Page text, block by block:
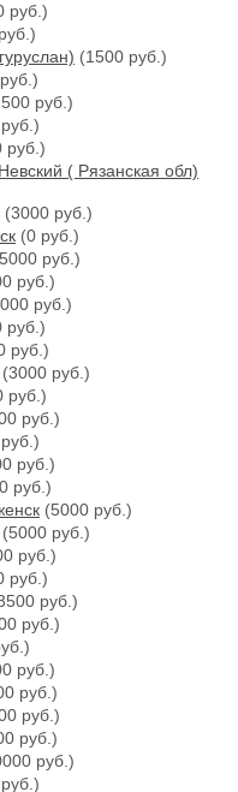
руб.)
(1500 руб.)
руб.)
руб.)
( Рязанская обл)
(3000 руб.)
(0 руб.)
руб.)
руб.)
руб.)
руб.)
руб.)
(3000 руб.)
руб.)
руб.)
руб.)
руб.)
(5000 руб.)
(5000 руб.)
руб.)
руб.)
руб.)
руб.)
руб.)
руб.)
руб.)
руб.)
руб.)